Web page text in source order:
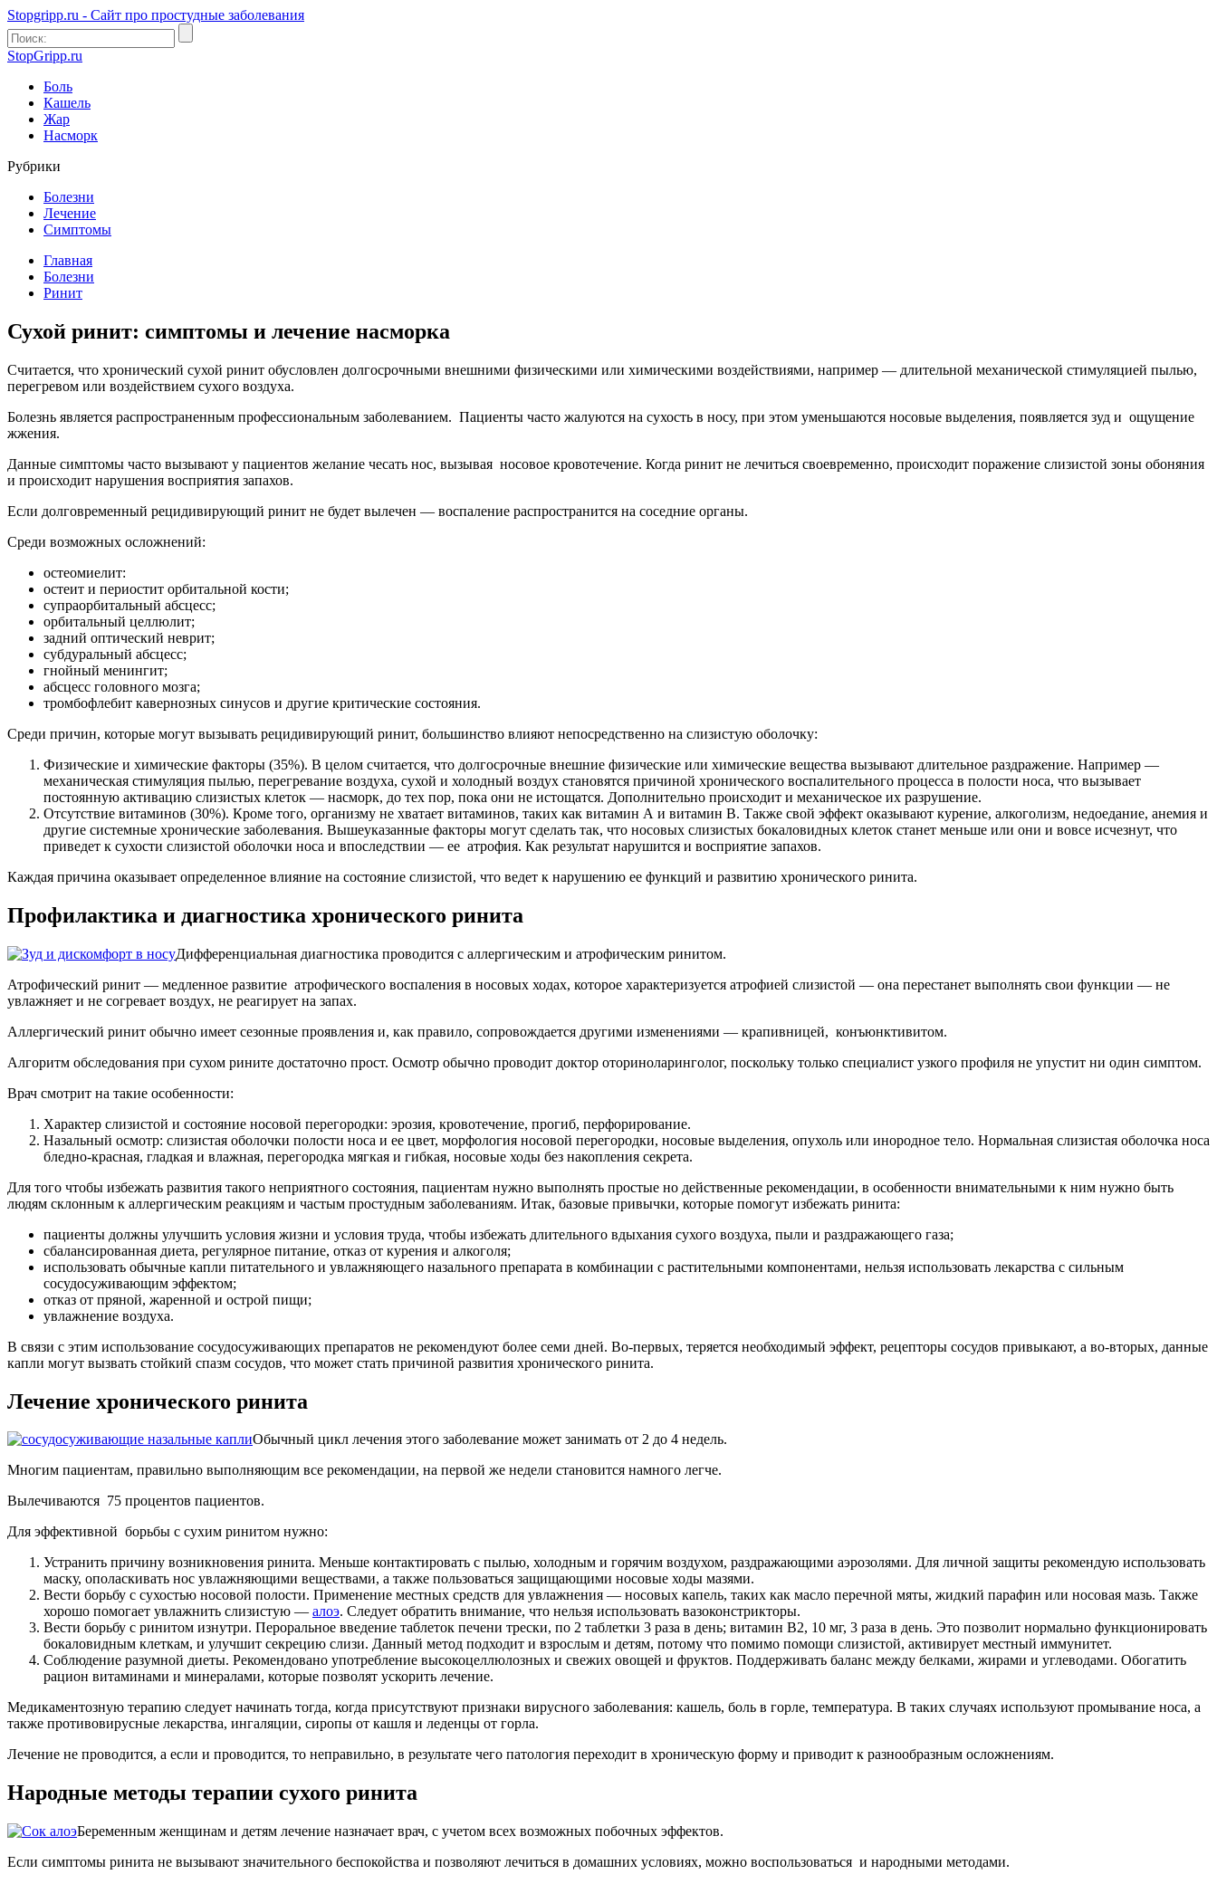
Stopgripp.ru - Cайт про простудные заболевания
StopGripp.ru
Боль
Кашель
Жар
Насморк
Рубрики
Болезни
Лечение
Симптомы
Главная
Болезни
Ринит
Сухой ринит: симптомы и лечение насморка
Считается, что хронический сухой ринит обусловлен долгосрочными внешними физическими или химическими воздействиями, например — длительной механической стимуляцией пылью,
перегревом или воздействием сухого воздуха.
Болезнь является распространенным профессиональным заболеванием. Пациенты часто жалуются на сухость в носу, при этом уменьшаются носовые выделения, появляется зуд и ощущение
жжения.
Данные симптомы часто вызывают у пациентов желание чесать нос, вызывая носовое кровотечение. Когда ринит не лечиться своевременно, происходит поражение слизистой зоны обоняния
и происходит нарушения восприятия запахов.
Если долговременный рецидивирующий ринит не будет вылечен — воспаление распространится на соседние органы.
Среди возможных осложнений:
остеомиелит:
остеит и периостит орбитальной кости;
супраорбитальный абсцесс;
орбитальный целлюлит;
задний оптический неврит;
субдуральный абсцесс;
гнойный менингит;
абсцесс головного мозга;
тромбофлебит кавернозных синусов и другие критические состояния.
Среди причин, которые могут вызывать рецидивирующий ринит, большинство влияют непосредственно на слизистую оболочку:
Физические и химические факторы (35%). В целом считается, что долгосрочные внешние физические или химические вещества вызывают длительное раздражение. Например —
механическая стимуляция пылью, перегревание воздуха, сухой и холодный воздух становятся причиной хронического воспалительного процесса в полости носа, что вызывает
постоянную активацию слизистых клеток — насморк, до тех пор, пока они не истощатся. Дополнительно происходит и механическое их разрушение.
Отсутствие витаминов (30%). Кроме того, организму не хватает витаминов, таких как витамин А и витамин В. Также свой эффект оказывают курение, алкоголизм, недоедание, анемия и
другие системные хронические заболевания. Вышеуказанные факторы могут сделать так, что носовых слизистых бокаловидных клеток станет меньше или они и вовсе исчезнут, что
приведет к сухости слизистой оболочки носа и впоследствии — ее атрофия. Как результат нарушится и восприятие запахов.
Каждая причина оказывает определенное влияние на состояние слизистой, что ведет к нарушению ее функций и развитию хронического ринита.
Профилактика и диагностика хронического ринита
Дифференциальная диагностика проводится с аллергическим и атрофическим ринитом.
Атрофический ринит — медленное развитие атрофического воспаления в носовых ходах, которое характеризуется атрофией слизистой — она перестанет выполнять свои функции — не
увлажняет и не согревает воздух, не реагирует на запах.
Аллергический ринит обычно имеет сезонные проявления и, как правило, сопровождается другими изменениями — крапивницей, конъюнктивитом.
Алгоритм обследования при сухом рините достаточно прост. Осмотр обычно проводит доктор оториноларинголог, поскольку только специалист узкого профиля не упустит ни один симптом.
Врач смотрит на такие особенности:
Характер слизистой и состояние носовой перегородки: эрозия, кровотечение, прогиб, перфорирование.
Назальный осмотр: слизистая оболочки полости носа и ее цвет, морфология носовой перегородки, носовые выделения, опухоль или инородное тело. Нормальная слизистая оболочка носа
бледно-красная, гладкая и влажная, перегородка мягкая и гибкая, носовые ходы без накопления секрета.
Для того чтобы избежать развития такого неприятного состояния, пациентам нужно выполнять простые но действенные рекомендации, в особенности внимательными к ним нужно быть
людям склонным к аллергическим реакциям и частым простудным заболеваниям. Итак, базовые привычки, которые помогут избежать ринита:
пациенты должны улучшить условия жизни и условия труда, чтобы избежать длительного вдыхания сухого воздуха, пыли и раздражающего газа;
сбалансированная диета, регулярное питание, отказ от курения и алкоголя;
использовать обычные капли питательного и увлажняющего назального препарата в комбинации с растительными компонентами, нельзя использовать лекарства с сильным
сосудосуживающим эффектом;
отказ от пряной, жаренной и острой пищи;
увлажнение воздуха.
В связи с этим использование сосудосуживающих препаратов не рекомендуют более семи дней. Во-первых, теряется необходимый эффект, рецепторы сосудов привыкают, а во-вторых, данные
капли могут вызвать стойкий спазм сосудов, что может стать причиной развития хронического ринита.
Лечение хронического ринита
Обычный цикл лечения этого заболевание может занимать от 2 до 4 недель.
Многим пациентам, правильно выполняющим все рекомендации, на первой же недели становится намного легче.
Вылечиваются 75 процентов пациентов.
Для эффективной борьбы с сухим ринитом нужно:
Устранить причину возникновения ринита. Меньше контактировать с пылью, холодным и горячим воздухом, раздражающими аэрозолями. Для личной защиты рекомендую использовать
маску, ополаскивать нос увлажняющими веществами, а также пользоваться защищающими носовые ходы мазями.
Вести борьбу с сухостью носовой полости. Применение местных средств для увлажнения — носовых капель, таких как масло перечной мяты, жидкий парафин или носовая мазь. Также
хорошо помогает увлажнить слизистую — алоэ. Следует обратить внимание, что нельзя использовать вазоконстрикторы.
Вести борьбу с ринитом изнутри. Пероральное введение таблеток печени трески, по 2 таблетки 3 раза в день; витамин B2, 10 мг, 3 раза в день. Это позволит нормально функционировать
бокаловидным клеткам, и улучшит секрецию слизи. Данный метод подходит и взрослым и детям, потому что помимо помощи слизистой, активирует местный иммунитет.
Соблюдение разумной диеты. Рекомендовано употребление высокоцеллюлозных и свежих овощей и фруктов. Поддерживать баланс между белками, жирами и углеводами. Обогатить
рацион витаминами и минералами, которые позволят ускорить лечение.
Медикаментозную терапию следует начинать тогда, когда присутствуют признаки вирусного заболевания: кашель, боль в горле, температура. В таких случаях используют промывание носа, а
также противовирусные лекарства, ингаляции, сиропы от кашля и леденцы от горла.
Лечение не проводится, а если и проводится, то неправильно, в результате чего патология переходит в хроническую форму и приводит к разнообразным осложнениям.
Народные методы терапии сухого ринита
Беременным женщинам и детям лечение назначает врач, с учетом всех возможных побочных эффектов.
Если симптомы ринита не вызывают значительного беспокойства и позволяют лечиться в домашних условиях, можно воспользоваться и народными методами.